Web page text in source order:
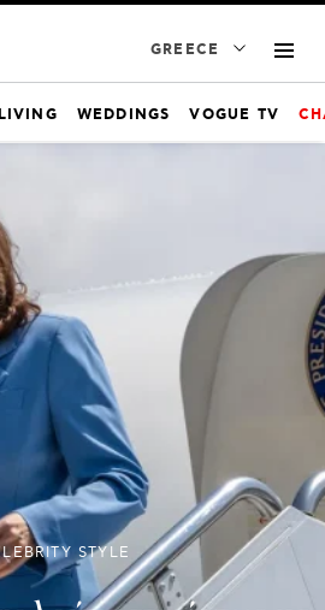
GREECE
LIVING WEDDINGS VOGUE TV
STYLE